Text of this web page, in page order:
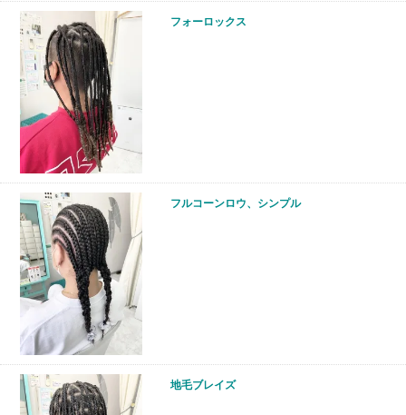
フォーロックス
フルコーンロウ、シンプル
地毛ブレイズ